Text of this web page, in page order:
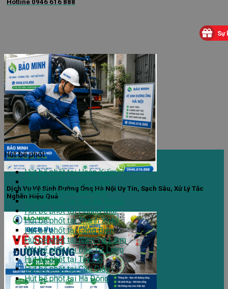
Hotline 0946 616 888
Dịch Vụ Vệ Sinh Đường Ống Hà Nội Uy Tín, Sạch Sâu, Xử Lý Tắc
Nghẽn Hiệu Quả
Hút bể phốt
Hút bể phốt tại Hoàn Kiếm
Hút bể phốt tại Ba Đình
Hút bể phốt tại Hai Bà Trưng
Hút bể phốt tại Hoàng Mai
Hút bể phốt tại Thanh Xuân
Hút bể phốt tại Long Biên
Hút bể phốt tại Nam Từ Liêm
Hút bể phốt tại Bắc Từ Liêm
Hút bể phốt tại Tây Hồ
Hút bể phốt tại Cầu Giấy
Hút bể phốt tại Hà Đông
Sự